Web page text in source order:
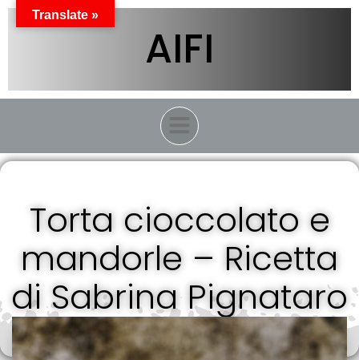
Vai
contenuto
AIFI
Torta cioccolato e
mandorle – Ricetta
di Sabrina Pignataro
Translate »